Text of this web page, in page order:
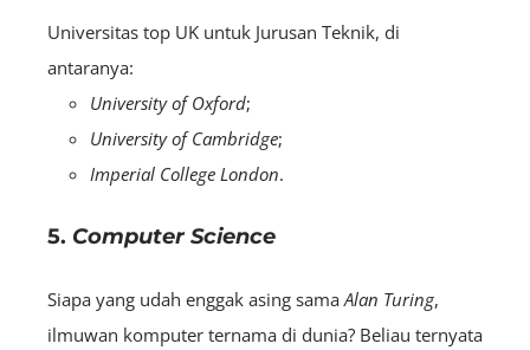
Universitas top UK untuk Jurusan Teknik, di
antaranya:
University of Oxford;
University of Cambridge;
Imperial College London.
5. Computer Science
Siapa yang udah enggak asing sama Alan Turing,
ilmuwan komputer ternama di dunia? Beliau ternyata